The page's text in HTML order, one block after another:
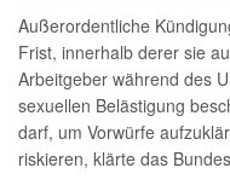
Außerordentliche
Frist, innerhalb derer sie
Arbeitgeber während des
sexuellen Belästigung
darf, um Vorwürfe
riskieren, klärte das